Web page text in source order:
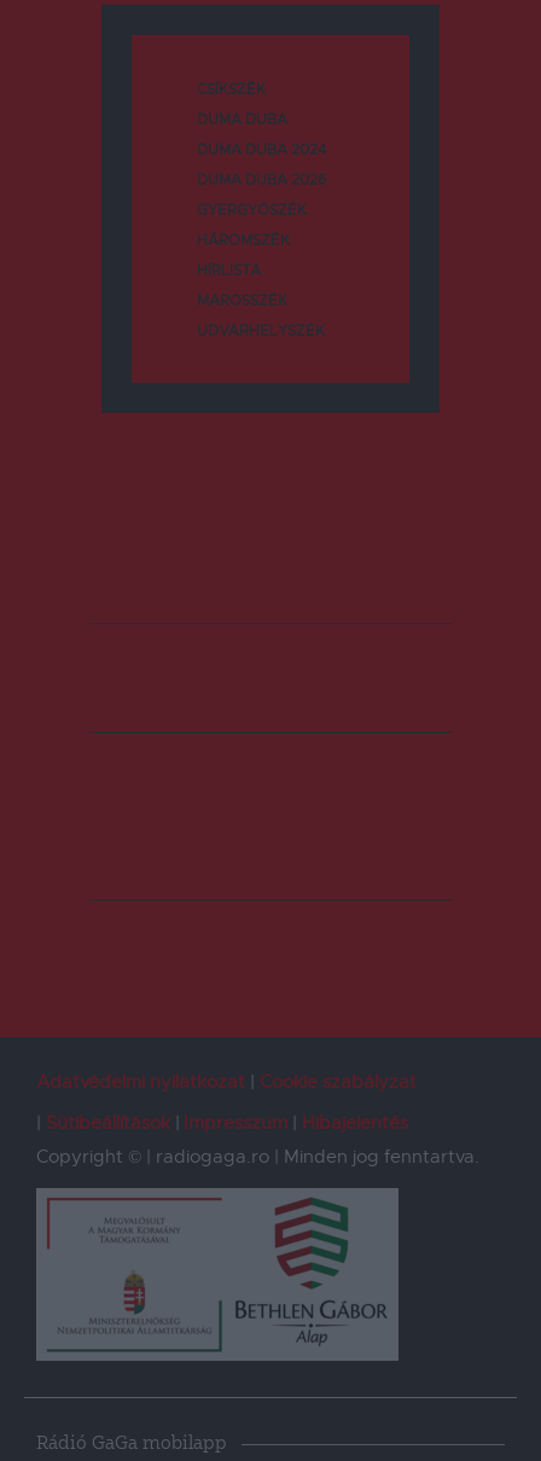
CSÍKSZÉK
DUMA DUBA
DUMA DUBA 2024
DUMA DUBA 2026
GYERGYÓSZÉK
HÁROMSZÉK
HÍRLISTA
MAROSSZÉK
UDVARHELYSZÉK
Adatvédelmi nyilatkozat
Cookie szabályzat
Sütibeállítások
Impresszum
Hibajelentés
Copyright © | radiogaga.ro | Minden jog fenntartva.
Rádió GaGa mobilapp